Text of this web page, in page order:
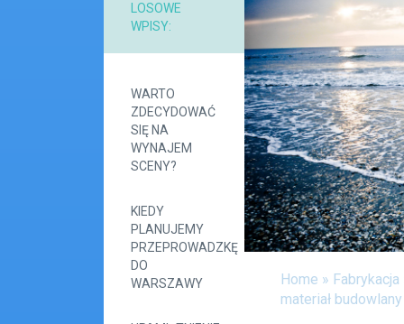
LOSOWE
WPISY:
WARTO
ZDECYDOWAĆ
SIĘ NA
WYNAJEM
SCENY?
KIEDY
PLANUJEMY
PRZEPROWADZKĘ
DO
WARSZAWY
Home » Fabrykacja
materiał